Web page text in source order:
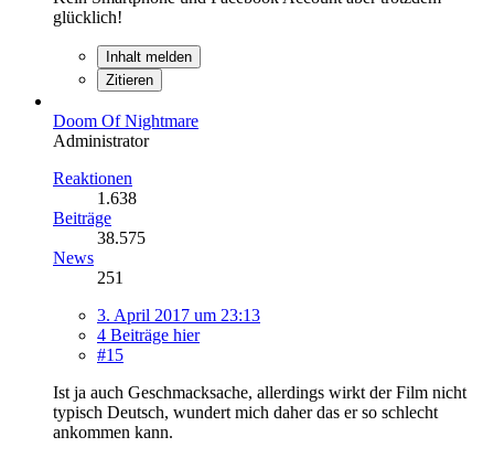
glücklich!
Inhalt melden
Zitieren
Doom Of Nightmare
Administrator
Reaktionen
1.638
Beiträge
38.575
News
251
3. April 2017 um 23:13
4 Beiträge hier
#15
Ist ja auch Geschmacksache, allerdings wirkt der Film nicht
typisch Deutsch, wundert mich daher das er so schlecht
ankommen kann.